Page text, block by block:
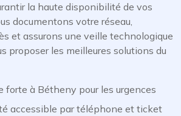
la haute disponibilité de vos
documentons votre réseau,
et assurons une veille technologique
proposer les meilleures solutions du
forte à Bétheny pour les urgences
accessible par téléphone et ticket